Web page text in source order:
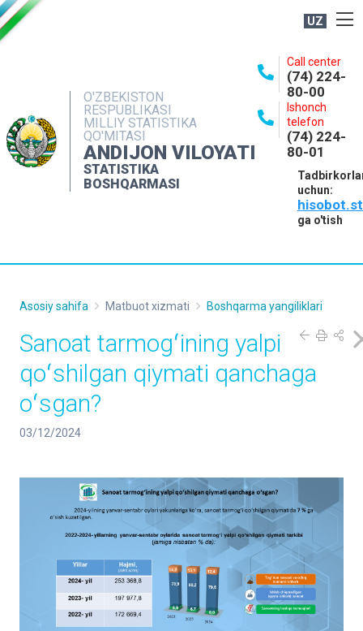
UZ
O'ZBEKISTON
RESPUBLIKASI
MILLIY STATISTIKA
QO'MITASI
ANDIJON VILOYATI
STATISTIKA
BOSHQARMASI
Call center
(74) 224-
80-00
Ishonch
telefon
(74) 224-
80-01
uchun:
ga o'tish
NASHRLAR
INTERAKTIV XIZMATLAR
MATBUOT XIZMATI
MUROJAATLAR
Asosiy sahifa Matbuot xizmati Boshqarma yangiliklari
Sanoat tarmogʻining yalpi
qoʻshilgan qiymati qanchaga
oʻsgan?
03/12/2024